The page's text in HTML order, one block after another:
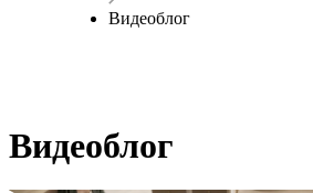
Видеоблог
Видеоблог